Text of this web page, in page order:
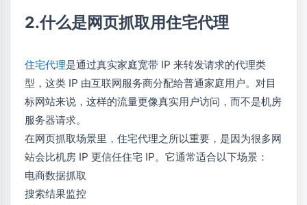
2.什么是网页抓取用住宅代理
住宅代理是通过真实家庭宽带 IP 来转发请求的代理类
型，这类 IP 由互联网服务商分配给普通家庭用户。对目
标网站来说，这样的流量更像真实用户访问，而不是机房
服务器请求。
在网页抓取场景里，住宅代理之所以重要，是因为很多网
站会比机房 IP 更信任住宅 IP。它通常适合以下场景：
电商数据抓取
搜索结果监控